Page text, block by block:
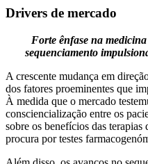
Drivers de mercado
Forte ênfase na
sequenciamento
A crescente mudança em
dos fatores proeminentes que
À medida que o mercado
consciencialização entre os
sobre os benefícios das terapias
procura por testes